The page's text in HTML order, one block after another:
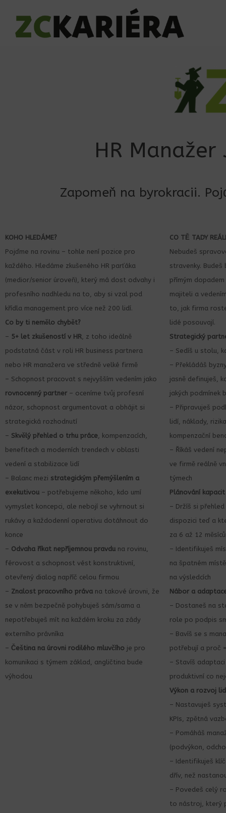
HR
Zapomeň na byrokracii.
KOHO HLEDÁME?
Pojďme na rovinu – tohle není pozice pro
každého. Hledáme zkušeného HR parťáka
(medior/senior úroveň), který má dost odvahy i
profesního nadhledu na to, aby si vzal pod
křídla management pro více než 200 lidí.
Co by ti nemělo chybět?
– 5+ let zkušeností v HR, z toho ideálně
podstatná část v roli HR business partnera
nebo HR manažera ve středně velké firmě
– Schopnost pracovat s nejvyšším vedením jako
rovnocenný partner– oceníme tvůj profesní
názor, schopnost argumentovat a obhájit si
strategická rozhodnutí
– Skvělý přehled o trhu práce , kompenzacích,
benefitech a moderních trendech v oblasti
vedení a stabilizace lidí
– Balanc mezi strategickým přemýšlením a
exekutivou– potřebujeme někoho, kdo umí
vymyslet koncepci, ale nebojí se vyhrnout si
rukávy a každodenní operativu dotáhnout do
konce
– Odvaha říkat nepříjemnou pravduna rovinu,
férovost a schopnost vést konstruktivní,
otevřený dialog napříč celou firmou
– Znalost pracovního právana takové úrovni, že
se v něm bezpečně pohybuješ sám/sama a
nepotřebuješ mít na každém kroku za zády
externího právníka
– Čeština na úrovni rodilého mluvčího je pro
komunikaci s týmem základ, angličtina bude
výhodou
CO TĚ TADY
Nebudeš
stravenky.
přímým
majiteli a
to, jak firma
lidé posouvají.
Strategický
– Sedíš u stolu,
– Překládáš
jasně definuješ,
jakých podmínek
– Připravuješ
lidí, náklady,
kompenzační
– Říkáš vedení
ve firmě reálně
týmech
Plánování kapacit
– Držíš si
dispozici teď a
za 6 až 12 měsíců
– Identifikuješ
na špatném
na výsledcích
Nábor a
– Dostaneš na
role po podpis
– Bavíš se s
potřebují a proč
– Stavíš
produktivní co
Výkon a rozvoj
– Nastavuješ
KPIs, zpětná
– Pomáháš
(podvýkon,
– Identifikuješ
dřív, než
– Povedeš celý
to nástroj, který